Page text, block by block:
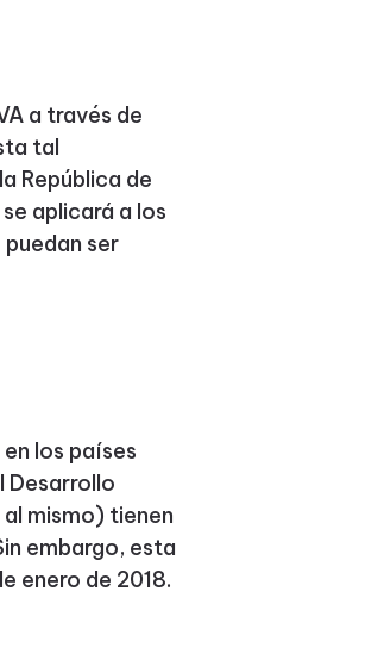
a través de
tal
República de
aplicará a los
ser
los países
Desarrollo
mismo) tienen
embargo, esta
enero de 2018.